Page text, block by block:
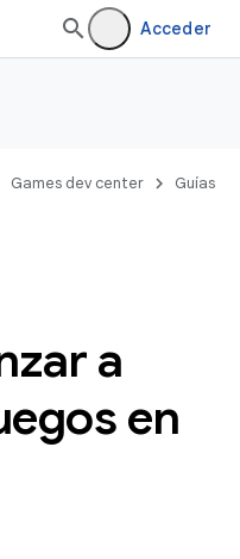
Acceder
Games dev center Guías
a
en